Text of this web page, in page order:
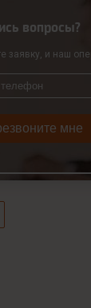
вопросы?
заявку, и наш
мне